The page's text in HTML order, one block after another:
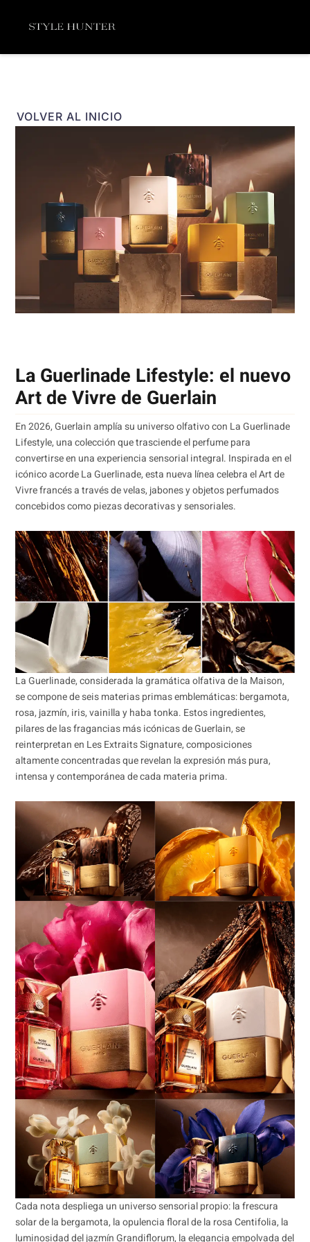
VOLVER AL INICIO
⁠La Guerlinade Lifestyle: el nuevo
Art de Vivre de Guerlain
En 2026, Guerlain amplía su universo olfativo con La Guerlinade
Lifestyle, una colección que trasciende el perfume para
convertirse en una experiencia sensorial integral. Inspirada en el
icónico acorde La Guerlinade, esta nueva línea celebra el Art de
Vivre francés a través de velas, jabones y objetos perfumados
concebidos como piezas decorativas y sensoriales.
La Guerlinade, considerada la gramática olfativa de la Maison,
se compone de seis materias primas emblemáticas: bergamota,
rosa, jazmín, iris, vainilla y haba tonka. Estos ingredientes,
pilares de las fragancias más icónicas de Guerlain, se
reinterpretan en Les Extraits Signature, composiciones
altamente concentradas que revelan la expresión más pura,
intensa y contemporánea de cada materia prima.
Cada nota despliega un universo sensorial propio: la frescura
solar de la bergamota, la opulencia floral de la rosa Centifolia, la
luminosidad del jazmín Grandiflorum, la elegancia empolvada del